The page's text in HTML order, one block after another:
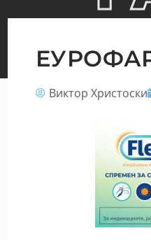
Виктор Христоски